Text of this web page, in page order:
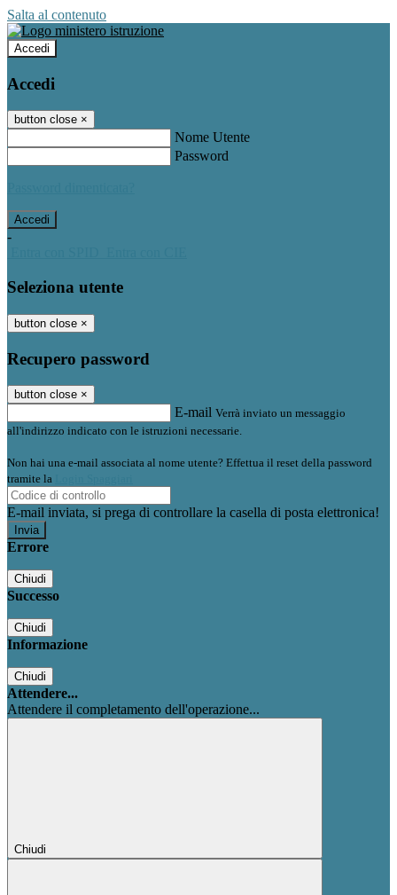
Salta al contenuto
Accedi
Accedi
button close ×
Nome Utente
Password
-
Seleziona utente
button close ×
Recupero password
button close ×
E-mail Verrà inviato un messaggio
all'indirizzo indicato con le istruzioni necessarie.
Non hai una e-mail associata al nome utente? Effettua il reset della password
tramite la
E-mail inviata, si prega di controllare la casella di posta elettronica!
Errore
Chiudi
Successo
Chiudi
Informazione
Chiudi
Attendere...
Attendere il completamento dell'operazione...
Chiudi